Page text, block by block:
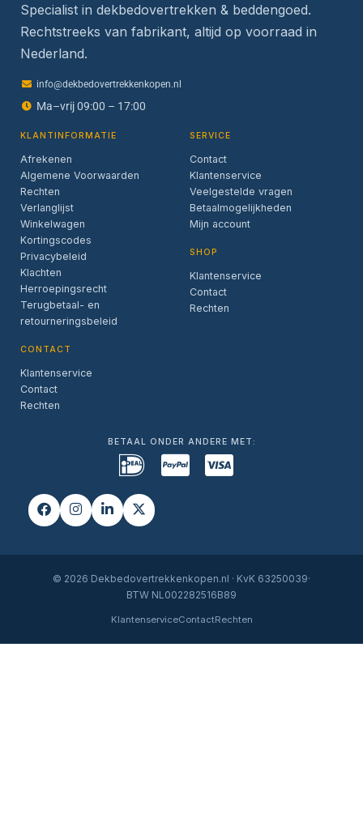
Specialist in dekbedovertrekken & beddengoed.
Rechtstreeks van fabrikant, altijd op voorraad in
Nederland.
info@dekbedovertrekkenkopen.nl
Ma–vrij 09:00 – 17:00
KLANTINFORMATIE
Afrekenen
Algemene Voorwaarden
Rechten
Verlanglijst
Winkelwagen
Kortingscodes
Privacybeleid
Klachten
Herroepingsrecht
Terugbetaal- en
retourneringsbeleid
CONTACT
Klantenservice
Contact
Rechten
SERVICE
Contact
Klantenservice
Veelgestelde vragen
Betaalmogelijkheden
Mijn account
SHOP
Klantenservice
Contact
Rechten
BETAAL ONDER ANDERE MET:
© 2026 Dekbedovertrekkenkopen.nl · KvK 63250039·
BTW NL002282516B89
KlantenserviceContactRechten